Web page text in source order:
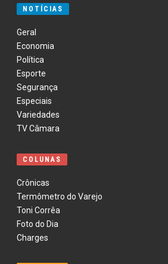
NOTÍCIAS
Geral
Economia
Política
Esporte
Segurança
Especiais
Variedades
TV Câmara
COLUNAS
Crônicas
Termômetro do Varejo
Toni Corrêa
Foto do Dia
Charges